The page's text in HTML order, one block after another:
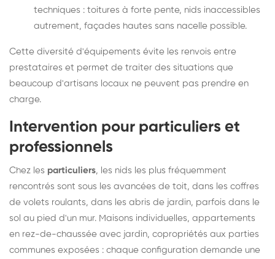
techniques : toitures à forte pente, nids inaccessibles
autrement, façades hautes sans nacelle possible.
Cette diversité d'équipements évite les renvois entre
prestataires et permet de traiter des situations que
beaucoup d'artisans locaux ne peuvent pas prendre en
charge.
Intervention pour particuliers et
professionnels
Chez les particuliers, les nids les plus fréquemment
rencontrés sont sous les avancées de toit, dans les coffres
de volets roulants, dans les abris de jardin, parfois dans le
sol au pied d'un mur. Maisons individuelles, appartements
en rez-de-chaussée avec jardin, copropriétés aux parties
communes exposées : chaque configuration demande une